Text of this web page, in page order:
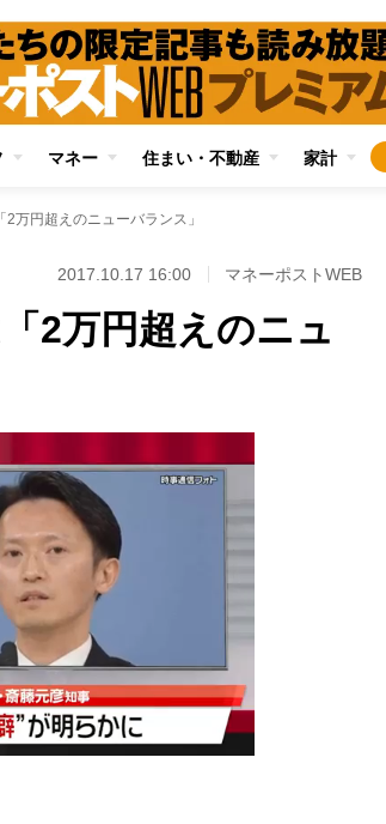
マネー 住まい・不動産 家計
万円超えのニューバランス」
2017.10.17 16:00 マネーポストWEB
2万円超えのニュ